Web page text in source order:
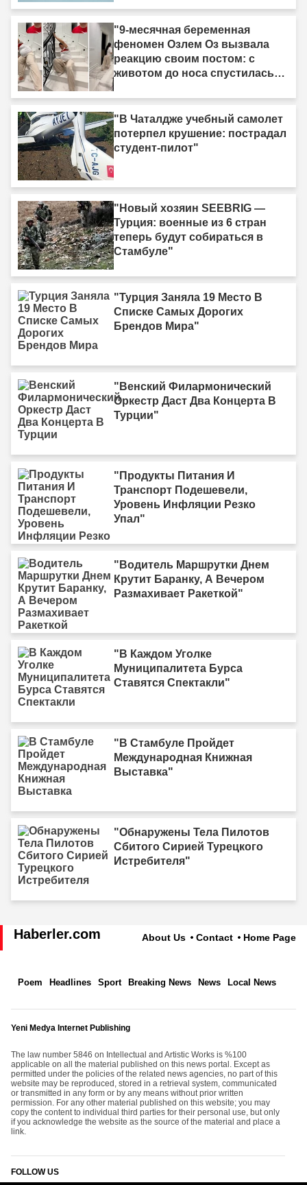
"9-месячная беременная
феномен Озлем Оз вызвала
реакцию своим постом: с
животом до носа спустилась
"В Чаталдже учебный самолет
потерпел крушение: пострадал
студент-пилот"
"Новый хозяин SEEBRIG —
Турция: военные из 6 стран
теперь будут собираться в
Стамбуле"
"Турция Заняла 19 Место В
Списке Самых Дорогих
Брендов Мира"
"Венский Филармонический
Оркестр Даст Два Концерта В
Турции"
"Продукты Питания И
Транспорт Подешевели,
Уровень Инфляции Резко
Упал"
"Водитель Маршрутки Днем
Крутит Баранку, А Вечером
Размахивает Ракеткой"
"В Каждом Уголке
Муниципалитета Бурса
Ставятся Спектакли"
"В Стамбуле Пройдет
Международная Книжная
Выставка"
"Обнаружены Тела Пилотов
Сбитого Сирией Турецкого
Истребителя"
Haberler.com About Us Contact Home Page
Poem Headlines Sport Breaking News News Local News
Yeni Medya Internet Publishing
The law number 5846 on Intellectual and Artistic Works is %100
applicable on all the material published on this news portal. Except as
permitted under the policies of the related news agencies, no part of this
website may be reproduced, stored in a retrieval system, communicated
or transmitted in any form or by any means without prior written
permission. For any other material published on this website; you may
copy the content to individual third parties for their personal use, but only
if you acknowledge the website as the source of the material and place a
link.
FOLLOW US